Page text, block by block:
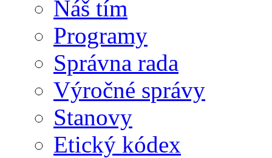
Náš tím
Programy
Správna rada
Výročné správy
Stanovy
Etický kódex